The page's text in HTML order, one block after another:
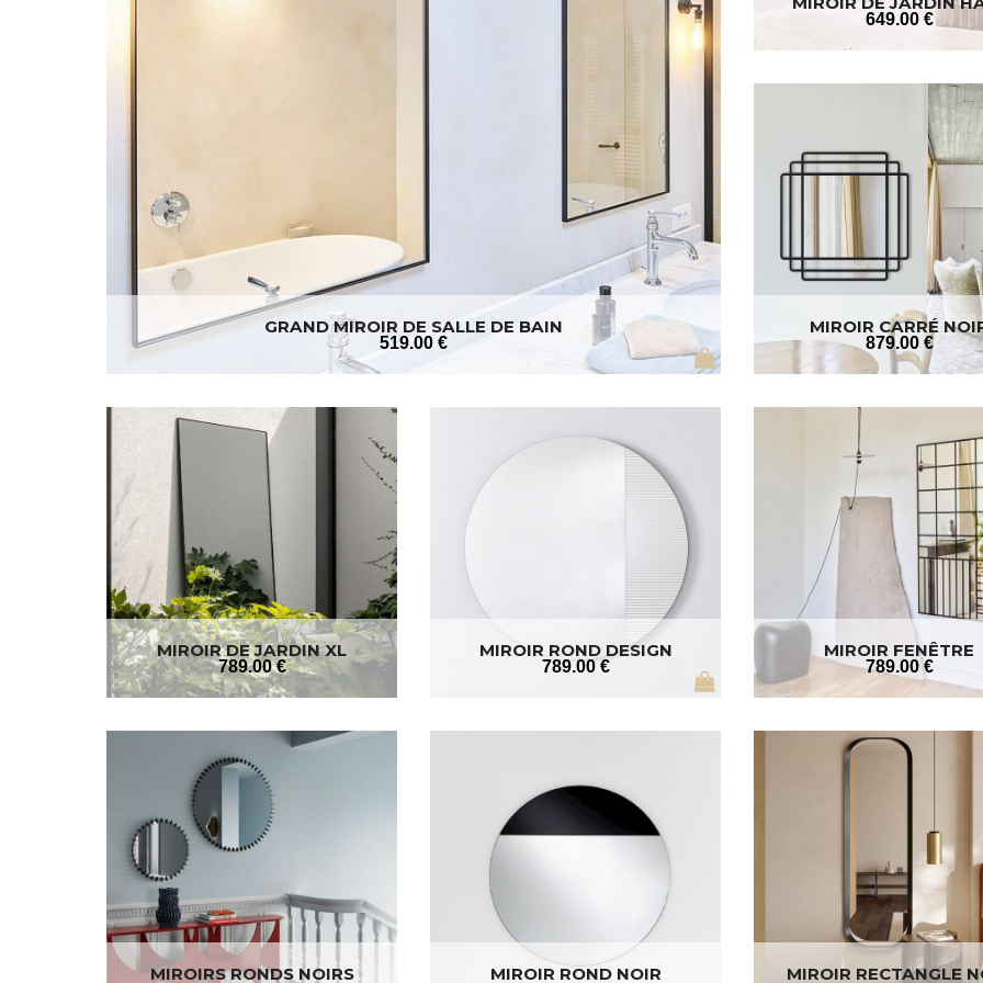
GRAND MIROIR DE SALLE DE BAIN
519.00 €
649.00 €
MIROIR CARRÉ
879.00 €
MIROIR DE JARDIN XL
789.00 €
MIROIR ROND DESIGN
789.00 €
MIROIR FENÊTRE
789.00 €
MIROIRS RONDS NOIRS MIROIR ROND NOIR MIROIR RECTANGLE